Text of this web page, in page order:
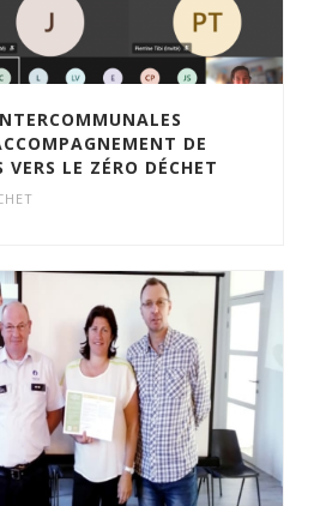
DE
VERS LE ZÉRO DÉCHET